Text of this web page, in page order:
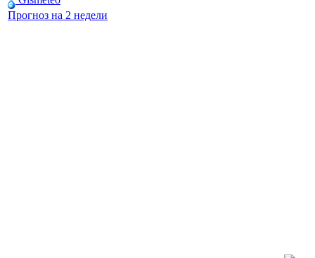
Прогноз на 2 недели